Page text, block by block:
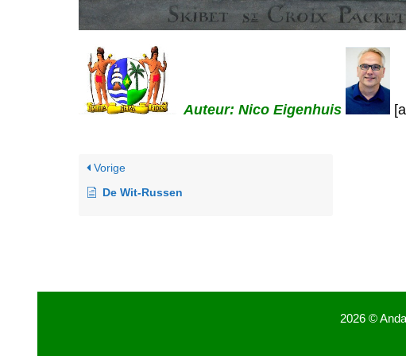
Auteur: Nico Eigenhuis
Vorige
De Wit-Russen
2026 ©